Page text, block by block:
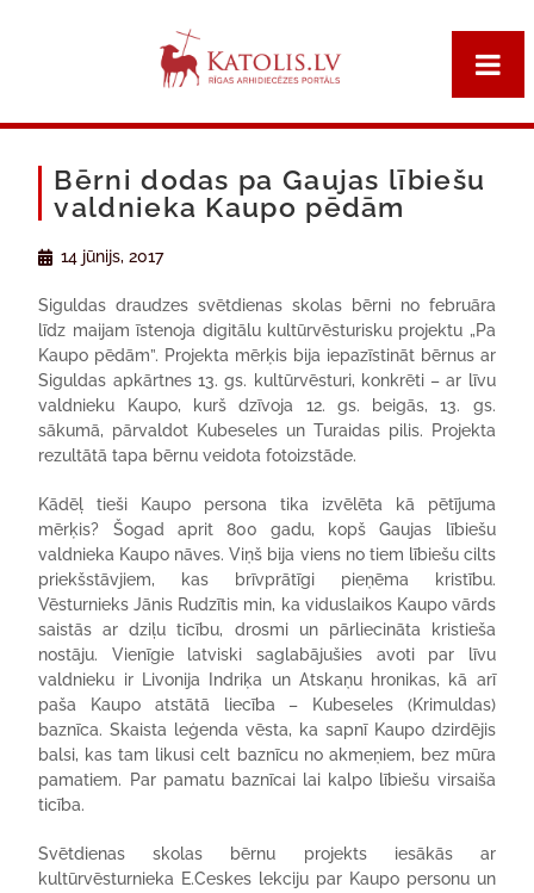
Bērni dodas pa Gaujas lībiešu
valdnieka Kaupo pēdām
14 jūnijs, 2017
Siguldas draudzes svētdienas skolas bērni no februāra
līdz maijam īstenoja digitālu kultūrvēsturisku projektu „Pa
Kaupo pēdām”. Projekta mērķis bija iepazīstināt bērnus ar
Siguldas apkārtnes 13. gs. kultūrvēsturi, konkrēti – ar līvu
valdnieku Kaupo, kurš dzīvoja 12. gs. beigās, 13. gs.
sākumā, pārvaldot Kubeseles un Turaidas pilis. Projekta
rezultātā tapa bērnu veidota fotoizstāde.
Kādēļ tieši Kaupo persona tika izvēlēta kā pētījuma
mērķis? Šogad aprit 800 gadu, kopš Gaujas lībiešu
valdnieka Kaupo nāves. Viņš bija viens no tiem lībiešu cilts
priekšstāvjiem, kas brīvprātīgi pieņēma kristību.
Vēsturnieks Jānis Rudzītis min, ka viduslaikos Kaupo vārds
saistās ar dziļu ticību, drosmi un pārliecināta kristieša
nostāju. Vienīgie latviski saglabājušies avoti par līvu
valdnieku ir Livonija Indriķa un Atskaņu hronikas, kā arī
paša Kaupo atstātā liecība – Kubeseles (Krimuldas)
baznīca. Skaista leģenda vēsta, ka sapnī Kaupo dzirdējis
balsi, kas tam likusi celt baznīcu no akmeņiem, bez mūra
pamatiem. Par pamatu baznīcai lai kalpo lībiešu virsaiša
ticība.
Svētdienas skolas bērnu projekts iesākās ar
kultūrvēsturnieka E.Ceskes lekciju par Kaupo personu un